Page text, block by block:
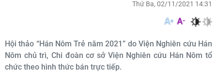
Thứ Ba, 02/11/2021 14:31
Hội thảo “Hán Nôm Trẻ năm 2021” do Viện Nghiên cứu Hán
Nôm chủ trì, Chi đoàn cơ sở Viện Nghiên cứu Hán Nôm tổ
chức theo hình thức bán trực tiếp.